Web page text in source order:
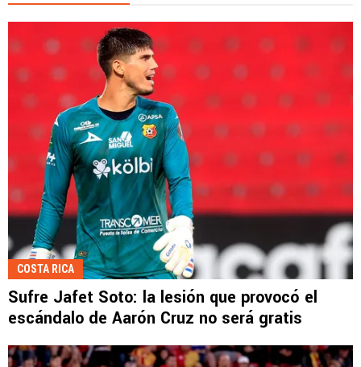
COSTA RICA
Sufre Jafet Soto: la lesión que provocó el
escándalo de Aarón Cruz no será gratis